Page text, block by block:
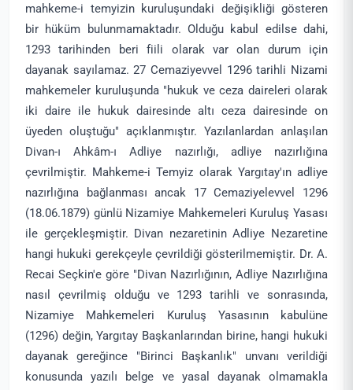
mahkeme-i temyizin kuruluşundaki değişikliği gösteren
bir hüküm bulunmamaktadır. Olduğu kabul edilse dahi,
1293 tarihinden beri fiili olarak var olan durum için
dayanak sayılamaz. 27 Cemaziyevvel 1296 tarihli Nizami
mahkemeler kuruluşunda "hukuk ve ceza daireleri olarak
iki daire ile hukuk dairesinde altı ceza dairesinde on
üyeden oluştuğu" açıklanmıştır. Yazılanlardan anlaşılan
Divan-ı Ahkâm-ı Adliye nazırlığı, adliye nazırlığına
çevrilmiştir. Mahkeme-i Temyiz olarak Yargıtay'ın adliye
nazırlığına bağlanması ancak 17 Cemaziyelevvel 1296
(18.06.1879) günlü Nizamiye Mahkemeleri Kuruluş Yasası
ile gerçekleşmiştir. Divan nezaretinin Adliye Nezaretine
hangi hukuki gerekçeyle çevrildiği gösterilmemiştir. Dr. A.
Recai Seçkin'e göre "Divan Nazırlığının, Adliye Nazırlığına
nasıl çevrilmiş olduğu ve 1293 tarihli ve sonrasında,
Nizamiye Mahkemeleri Kuruluş Yasasının kabulüne
(1296) değin, Yargıtay Başkanlarından birine, hangi hukuki
dayanak gereğince "Birinci Başkanlık" unvanı verildiği
konusunda yazılı belge ve yasal dayanak olmamakla